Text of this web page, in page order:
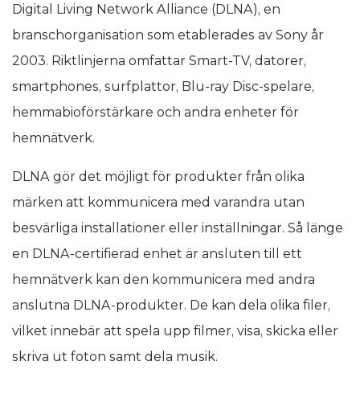
Digital Living Network Alliance (DLNA), en
branschorganisation som etablerades av Sony år
2003. Riktlinjerna omfattar Smart-TV, datorer,
smartphones, surfplattor, Blu-ray Disc-spelare,
hemmabioförstärkare och andra enheter för
hemnätverk.
DLNA gör det möjligt för produkter från olika
märken att kommunicera med varandra utan
besvärliga installationer eller inställningar. Så länge
en DLNA-certifierad enhet är ansluten till ett
hemnätverk kan den kommunicera med andra
anslutna DLNA-produkter. De kan dela olika filer,
vilket innebär att spela upp filmer, visa, skicka eller
skriva ut foton samt dela musik.